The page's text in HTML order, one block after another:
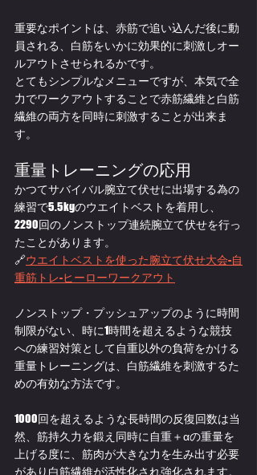
重要なポイントは、赤筋で追い込んだ後に動
員される、白筋をいかに効果的に刺激しオー
ルアウトさせられるかです。
とてもシンプルなメニューですが、本気で全
力でワークアウトすることで赤筋繊維と白筋
繊維の両方を同時に刺激することが出来ま
す。
重量トレーニングの応用
かつてサバイバル腕立て伏せに出場する為の
練習で5.5kgのウエイトベストを着用し、
2290回のノンストップ連続腕立て伏せを行っ
たことがあります。
🔗ウエイトベストを使った腕立て伏せ大会-自
重筋トレ-ヒーローワークアウト
ノンストップ・プッシュアップのように時間
制限がない、時に1時間を超えるような競技
への練習対策として自重以外の負荷をかける
重量トレーニングは、白筋繊維を刺激するた
めの有効な方法です。
1000回を超えるような長時間の反復回数は当
然、筋持久力を鍛え同時に自重＋αの重量を
上げる度に、筋肉が大きな力を生み出す必要
があり白筋繊維が活性化され強化されます。